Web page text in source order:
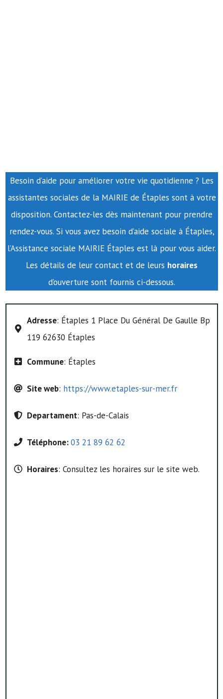
Besoin d’aide pour améliorer votre vie quotidienne ? Les
assistantes sociales de la MAIRIE de Étaples sont à votre
disposition. Contactez-les dès maintenant pour prendre
rendez-vous. Si vous avez besoin d’aide sociale à Étaples,
l’Assistance sociale MAIRIE Étaples est là pour vous aider.
Les détails de leur contact et de leurs horaires
d’ouverture sont fournis ci-dessous.
Adresse: Étaples 1 Place Du Général De Gaulle Bp
119 62630 Étaples
Commune: Étaples
Site web: https://www.etaples-sur-mer.fr
Departament: Pas-de-Calais
Téléphone:03 21 89 62 62
Horaires: Consultez les horaires sur le site web.